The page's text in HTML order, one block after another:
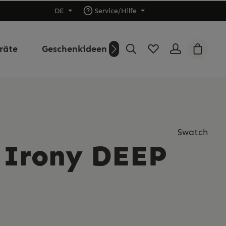
DE Service/Hilfe
Geschenkideen Outlet Über uns
Swatch
DEEP